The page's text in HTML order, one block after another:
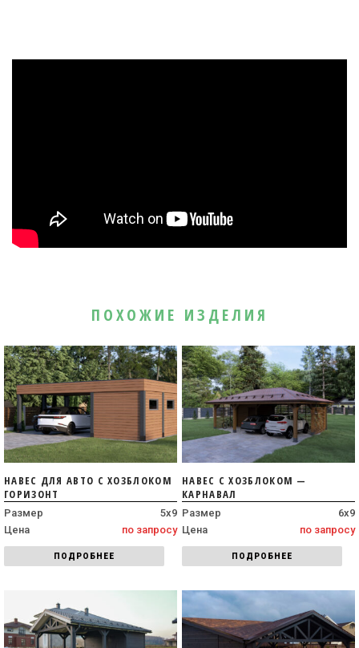
ПОХОЖИЕ ИЗДЕЛИЯ
НАВЕС ДЛЯ АВТО С ХОЗБЛОКОМ
ГОРИЗОНТ
Размер
5х9
Цена
по запросу
ПОДРОБНЕЕ
НАВЕС С ХОЗБЛОКОМ —
КАРНАВАЛ
Размер
6х9
Цена
по запросу
ПОДРОБНЕЕ